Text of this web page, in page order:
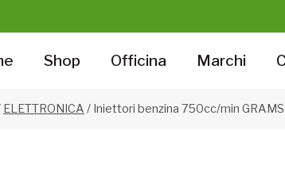
Shop Officina Marchi
ELETTRONICA / Iniettori benzina 750cc/min